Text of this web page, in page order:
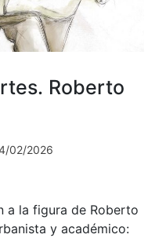
Roberto
02/2026
a la figura de Roberto
y académico: